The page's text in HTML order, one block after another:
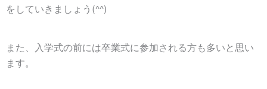
をしていきましょう(^^)
また、入学式の前には卒業式に参加される方も多いと思い
ます。